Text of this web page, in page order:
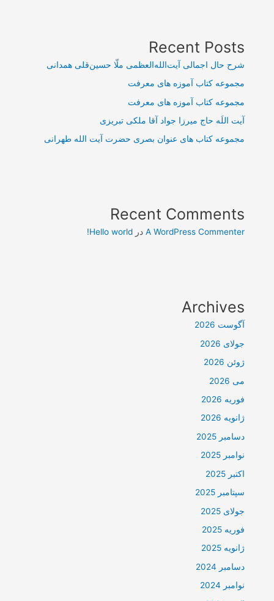
Recent Posts
شرح حال اجمالی آیت‌الله‌العظمی ملّا حسین‌قلی همدانی
مجموعه کتاب آموزه های معرفت
مجموعه کتاب آموزه های معرفت
آیت اللَه حاج میرزا جواد آقا ملکی تبریزی
مجموعه کتاب های عنوان بصری حضرت آیت الله طهرانی
Recent Comments
A WordPress Commenter درHello world!
Archives
آگوست 2026
جولای 2026
ژوئن 2026
می 2026
فوریه 2026
ژانویه 2026
دسامبر 2025
نوامبر 2025
اکتبر 2025
سپتامبر 2025
جولای 2025
فوریه 2025
ژانویه 2025
دسامبر 2024
نوامبر 2024